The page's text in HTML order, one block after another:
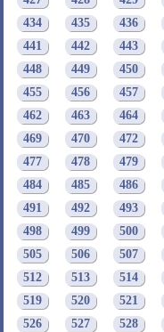
434
435 436
441
442 443
448
449 450
455
456 457
462
463 464
469
470 472
477
478 479
484
485 486
491
492 493
498
499 500
505
506 507
512
513 514
519
520 521
526
527 528